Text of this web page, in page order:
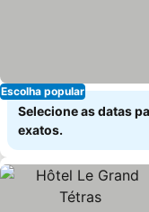
Escolha popular
Selecione as datas
exatos.